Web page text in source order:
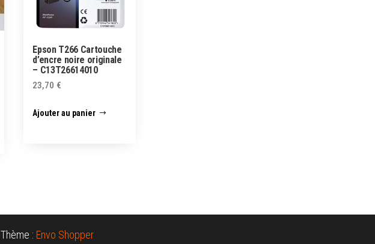
Epson T266 Cartouche
d’encre noire originale
– C13T26614010
23,70 €
Ajouter au panier
Thème : Envo Shopper